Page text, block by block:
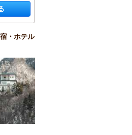
・ホテル